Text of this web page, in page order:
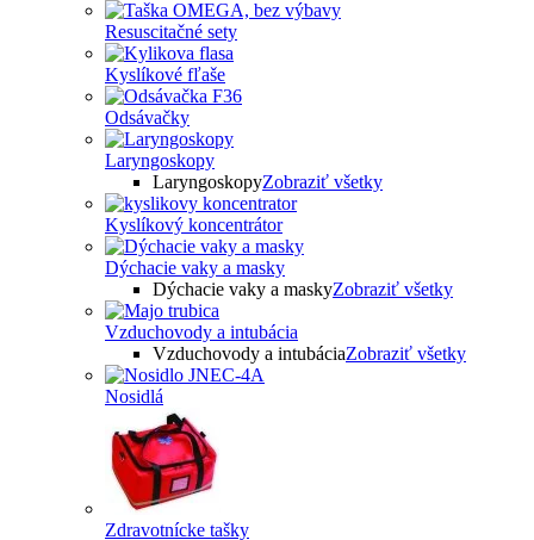
Resuscitačné sety
Kyslíkové fľaše
Odsávačky
Laryngoskopy
LaryngoskopyZobraziť všetky
Kyslíkový koncentrátor
Dýchacie vaky a masky
Dýchacie vaky a maskyZobraziť všetky
Vzduchovody a intubácia
Vzduchovody a intubáciaZobraziť všetky
Nosidlá
Zdravotnícke tašky